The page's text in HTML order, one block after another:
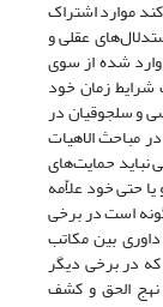
موارد اشتراک
عقلی و
وارد شده از سوی
زمان خود
و سلجوقیان در
مباحث الاهیات
نباید حمایت‌های
یا حتی خود علاّمه
است در برخی
بین مکاتب
در برخی دیگر
نهج الحق و کشف